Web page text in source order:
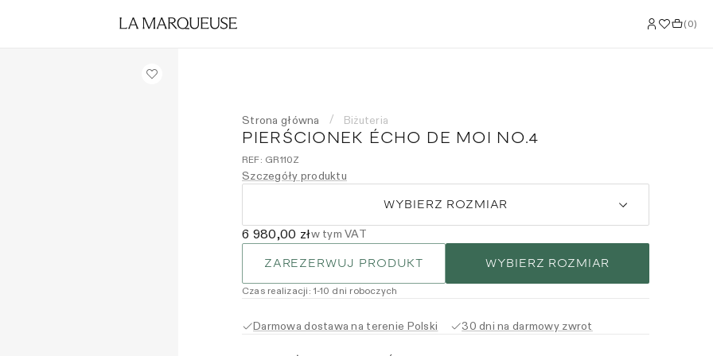
(0)
Strona główna / Biżuteria
PIERŚCIONEK ÉCHO DE MOI NO.4
REF: GR110Z
Szczegóły produktu
WYBIERZ ROZMIAR
6 980,00 złw tym VAT
ZAREZERWUJ PRODUKT WYBIERZ ROZMIAR
Czas realizacji :1-10 dni roboczych
Darmowa dostawa na terenie Polski 30 dni na darmowy zwrot